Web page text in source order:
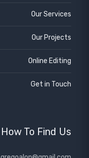
Our Services
Our Projects
Online Editing
Get in Touch
How To Find Us